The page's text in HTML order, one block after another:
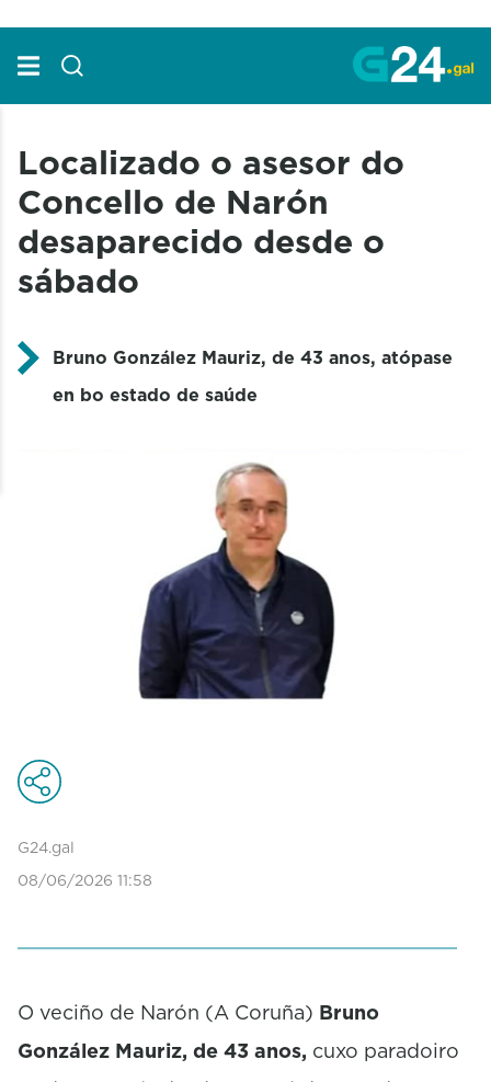
Localizado o asesor do
Concello de Narón
desaparecido desde o
sábado
Bruno González Mauriz, de 43 anos, atópase
en bo estado de saúde
G24.gal
08/06/2026 11:58
O veciño de Narón (A Coruña) Bruno
González Mauriz, de 43 anos, cuxo paradoiro